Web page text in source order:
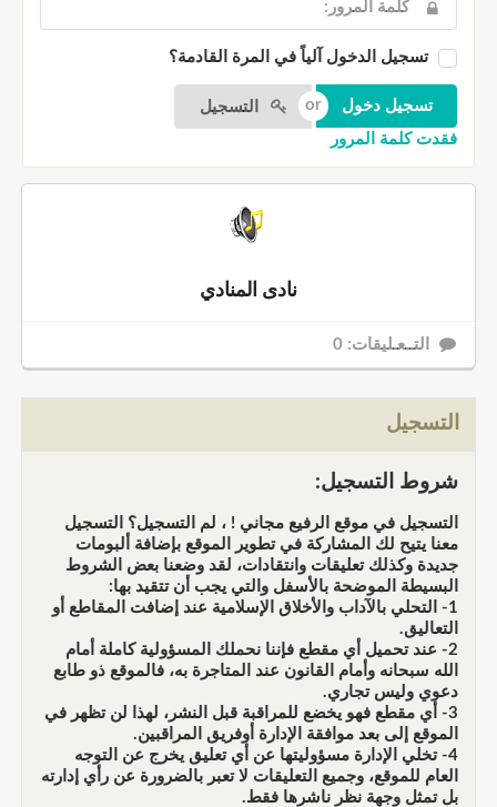
تسجيل الدخول آلياً في المرة القادمة؟
التسجيل
فقدت كلمة المرور
نادى المنادي
التــعـليقات: 0
التسجيل
شروط التسجيل:
التسجيل في موقع الرفيع مجاني ! ، لم التسجيل؟ التسجيل
معنا يتيح لك المشاركة في تطوير الموقع بإضافة ألبومات
جديدة وكذلك تعليقات وانتقادات، لقد وضعنا بعض الشروط
البسيطة الموضحة بالأسفل والتي يجب أن تتقيد بها:
1- التحلي بالآداب والأخلاق الإسلامية عند إضافت المقاطع أو
التعاليق.
2- عند تحميل أي مقطع فإننا نحملك المسؤولية كاملة أمام
الله سبحانه وأمام القانون عند المتاجرة به، فالموقع ذو طابع
دعوي وليس تجاري.
3- أي مقطع فهو يخضع للمراقبة قبل النشر، لهذا لن تظهر في
الموقع إلى بعد موافقة الإدارة أوفريق المراقبين.
4- تخلي الإدارة مسؤوليتها عن أي تعليق يخرج عن التوجه
العام للموقع، وجميع التعليقات لا تعبر بالضرورة عن رأي إدارته
بل تمثل وجهة نظر ناشرها فقط.